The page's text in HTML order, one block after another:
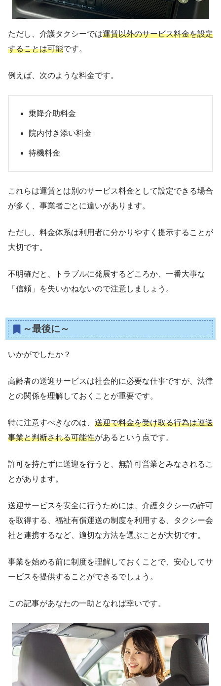
ただし、介護タクシーでは運賃以外のサービス料金を設定
することは可能です。
例えば、次のような料金です。
乗降介助料金
院内付き添い料金
待機料金
これらは運賃とは別のサービス料金として設定できる場合
が多く、事業者ごとに違いがあります。
ただし、料金体系は利用者に分かりやすく提示することが
大切です。
不明確だと、トラブルに発展するどころか、一番大事な
「信頼」を失いかねないので注意しましょう。
～最後に～
いかがでしたか？
高齢者の送迎サービスは社会的に必要な仕事ですが、法律
との関係を理解しておくことが重要です。
特に注意すべきなのは、 送迎で料金を受け取る行為は運送
事業と判断される可能性があるという点です。
許可を持たずに送迎を行うと、無許可営業とみなされるこ
とがあります。
送迎サービスを安全に行うためには、介護タクシーの許可
を取得する、福祉有償運送の制度を利用する、タクシー会
社と連携するなど、適切な方法を選ぶことが大切です。
事業を始める前に制度を理解しておくことで、安心してサ
ービスを提供することができるでしょう。
この記事があなたの一助となれば幸いです。